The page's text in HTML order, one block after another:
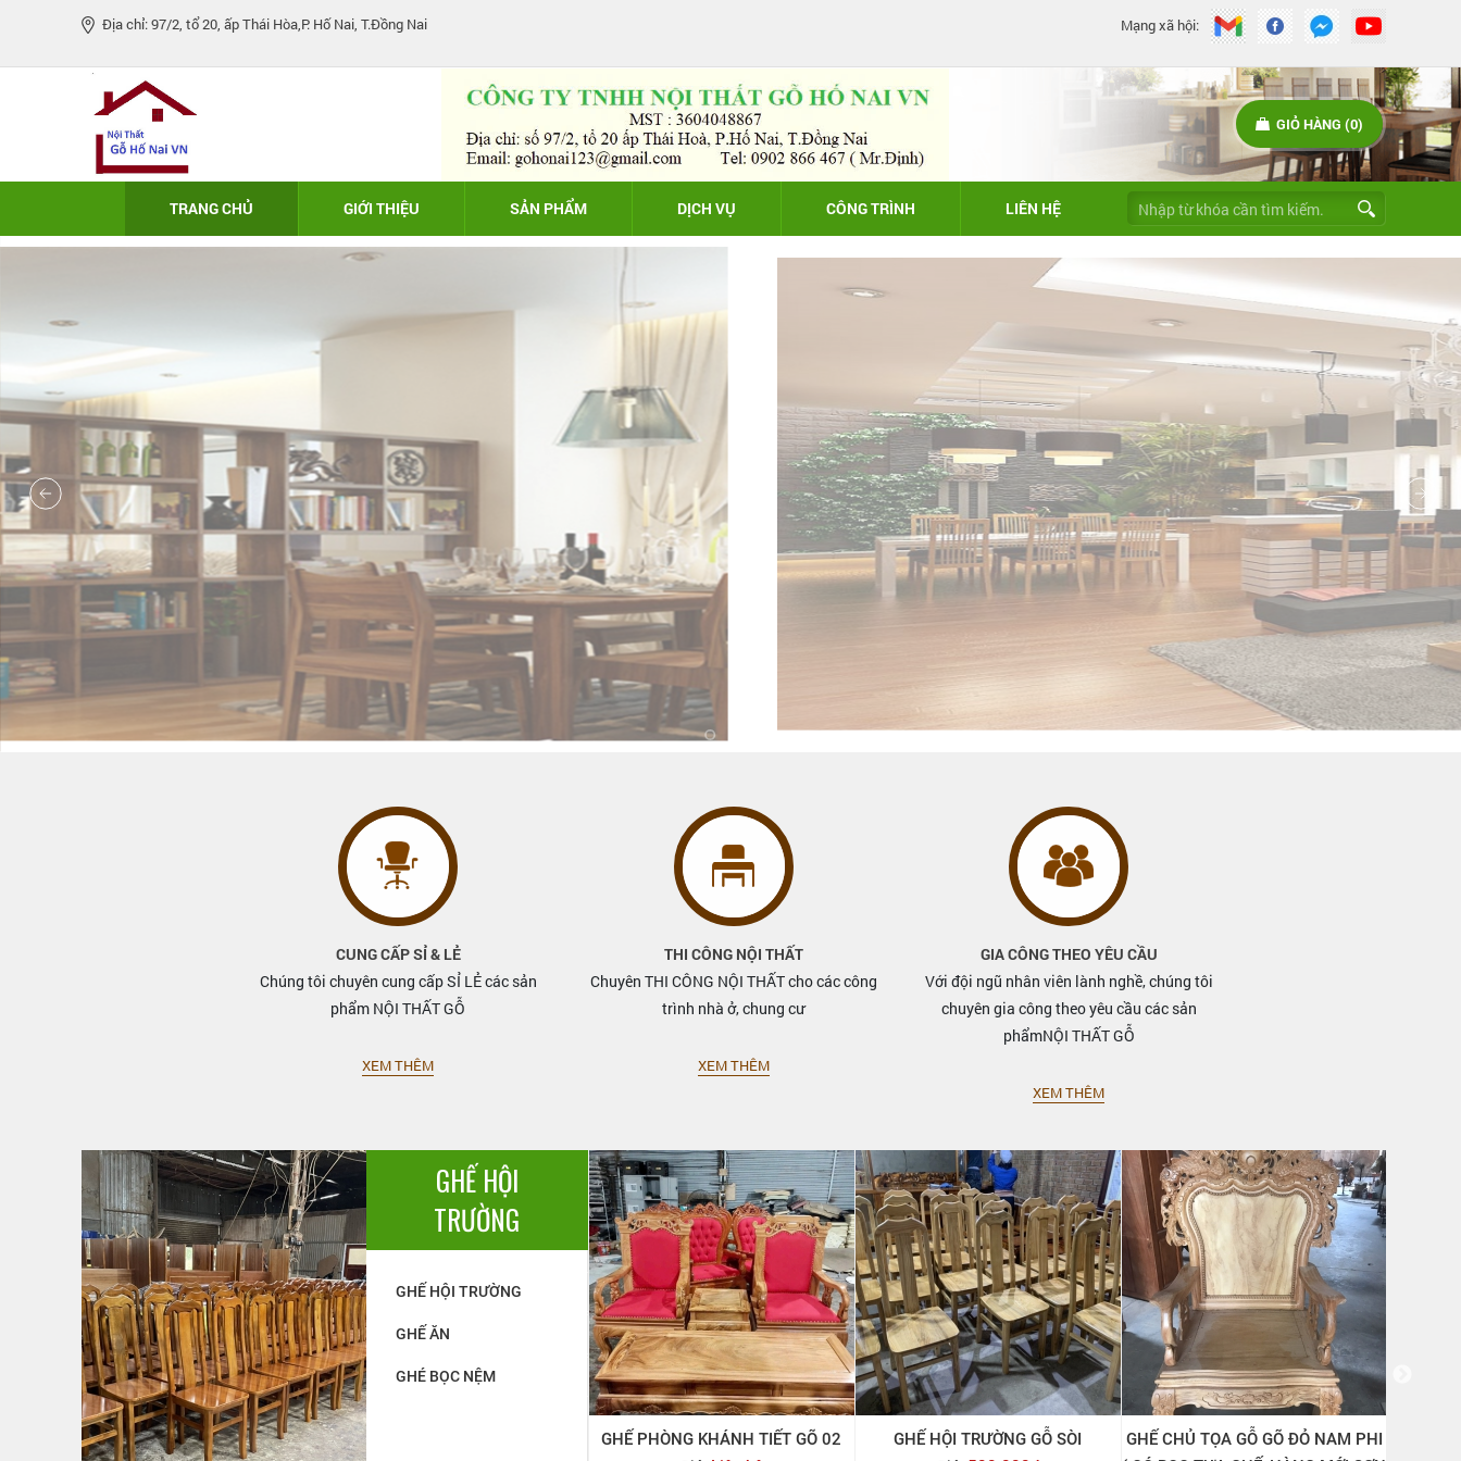
Địa chỉ: 97/2, tổ 20, ấp Thái Hòa,P. Hố Nai, T.Đồng Nai Mạng xã hội:
GIỎ HÀNG (0)
TRANG CHỦ GIỚI THIỆU SẢN PHẨM DỊCH VỤ CÔNG TRÌNH LIÊN HỆ
CUNG CẤP SỈ & LẺ
Chúng tôi chuyên cung cấp SỈ LẺ các sản
phẩm NỘI THẤT GỖ
XEM THÊM
THI CÔNG NỘI THẤT
Chuyên THI CÔNG NỘI THẤT cho các công
trình nhà ở, chung cư
XEM THÊM
GIA CÔNG THEO YÊU CẦU
Với đội ngũ nhân viên lành nghề, chúng tôi
chuyên gia công theo yêu cầu các sản
phẩmNỘI THẤT GỖ
XEM THÊM
GHẾ HỘI
TRƯỜNG
GHẾ HỘI TRƯỜNG
GHẾ ĂN
GHÉ BỌC NỆM
GHẾ PHÒNG KHÁNH TIẾT 03 GHẾ PHÒNG KHÁNH TIẾT GÕ 02 GHẾ HỘI TRƯỜNG GỖ SÒI
GHẾ CHỦ TỌA GỖ GÕ ĐỎ NAM PHI
GHẾ HỘI TRƯỜNG GỖ GÕ ĐỎ NAM